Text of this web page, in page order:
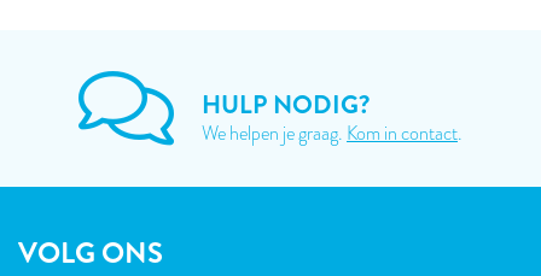
HULP NODIG?
We helpen je graag. Kom in contact.
VOLG ONS